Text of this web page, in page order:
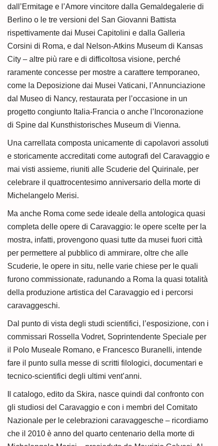
dall’Ermitage e l’Amore vincitore dalla Gemaldegalerie di
Berlino o le tre versioni del San Giovanni Battista
rispettivamente dai Musei Capitolini e dalla Galleria
Corsini di Roma, e dal Nelson-Atkins Museum di Kansas
City – altre più rare e di difficoltosa visione, perché
raramente concesse per mostre a carattere temporaneo,
come la Deposizione dai Musei Vaticani, l’Annunciazione
dal Museo di Nancy, restaurata per l’occasione in un
progetto congiunto Italia-Francia o anche l’Incoronazione
di Spine dal Kunsthistorisches Museum di Vienna.
Una carrellata composta unicamente di capolavori assoluti
e storicamente accreditati come autografi del Caravaggio e
mai visti assieme, riuniti alle Scuderie del Quirinale, per
celebrare il quattrocentesimo anniversario della morte di
Michelangelo Merisi.
Ma anche Roma come sede ideale della antologica quasi
completa delle opere di Caravaggio: le opere scelte per la
mostra, infatti, provengono quasi tutte da musei fuori città
per permettere al pubblico di ammirare, oltre che alle
Scuderie, le opere in situ, nelle varie chiese per le quali
furono commissionate, radunando a Roma la quasi totalità
della produzione artistica del Caravaggio ed i percorsi
caravaggeschi.
Dal punto di vista degli studi scientifici, l’esposizione, con i
commissari Rossella Vodret, Soprintendente Speciale per
il Polo Museale Romano, e Francesco Buranelli, intende
fare il punto sulla messe di scritti filologici, documentari e
tecnico-scientifici degli ultimi vent’anni.
Il catalogo, edito da Skira, nasce quindi dal confronto con
gli studiosi del Caravaggio e con i membri del Comitato
Nazionale per le celebrazioni caravaggesche – ricordiamo
che il 2010 è anno del quarto centenario della morte di